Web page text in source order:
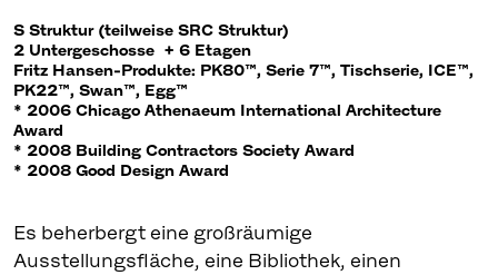
S Struktur (teilweise SRC Struktur)
2 Untergeschosse + 6 Etagen
Fritz Hansen-Produkte: PK80™, Serie 7™, Tischserie, ICE™,
PK22™, Swan™, Egg™
* 2006 Chicago Athenaeum International Architecture
Award
* 2008 Building Contractors Society Award
* 2008 Good Design Award
Es beherbergt eine großräumige
Ausstellungsfläche, eine Bibliothek, einen